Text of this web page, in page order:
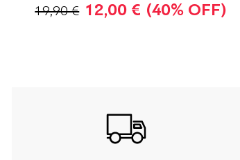
19,90 € 12,00 € (40% OFF)